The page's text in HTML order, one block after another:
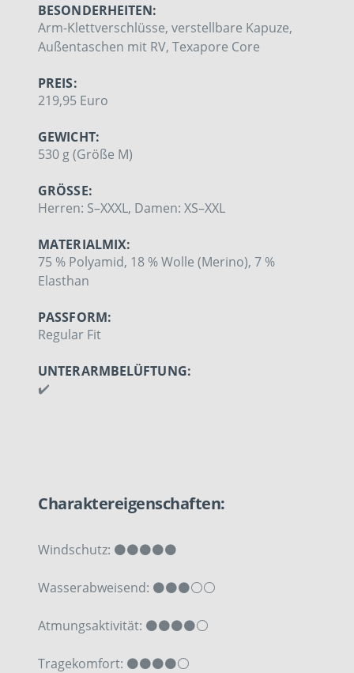
BESONDERHEITEN:
Arm-Klettverschlüsse, verstellbare Kapuze,
Außentaschen mit RV, Texapore Core
PREIS:
219,95 Euro
GEWICHT:
530 g (Größe M)
GRÖSSE:
Herren: S–XXXL, Damen: XS–XXL
MATERIALMIX:
75 % Polyamid, 18 % Wolle (Merino), 7 %
Elasthan
PASSFORM:
Regular Fit
UNTERARMBELÜFTUNG:
✔️
Charaktereigenschaften:
Windschutz: ⚫⚫⚫⚫⚫
Wasserabweisend: ⚫⚫⚫⚪⚪
Atmungsaktivität: ⚫⚫⚫⚫⚪
Tragekomfort: ⚫⚫⚫⚫⚪